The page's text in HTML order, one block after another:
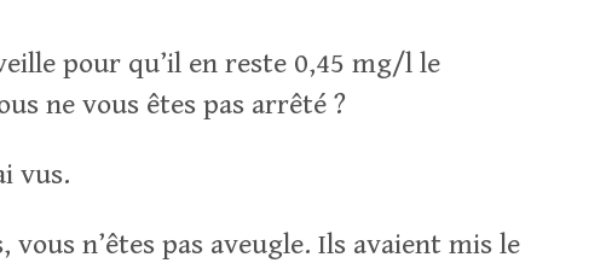
pour qu’il en reste 0,45 mg/l le
ne vous êtes pas arrêté ?
vus.
n’êtes pas aveugle. Ils avaient mis le